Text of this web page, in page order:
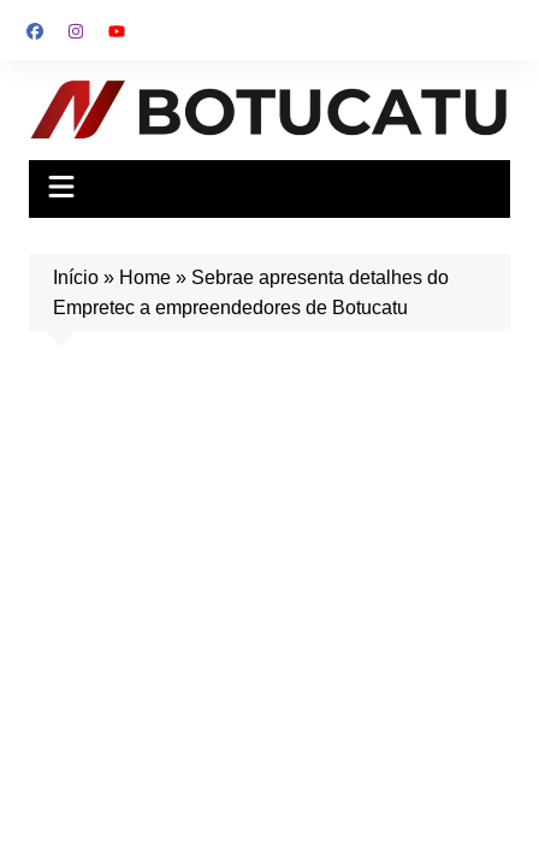
para
conteúdo
Início» Home» Sebrae apresenta detalhes do
Empretec a empreendedores de Botucatu